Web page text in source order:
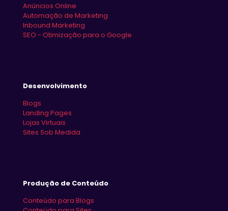
Anúncios Online
Automação de Marketing
Inbound Marketing
SEO - Otimização para o Google
Desenvolvimento
Blogs
Landing Pages
Lojas Virtuais
Sites Sob Medida
Produção de Conteúdo
Conteúdo para Blogs